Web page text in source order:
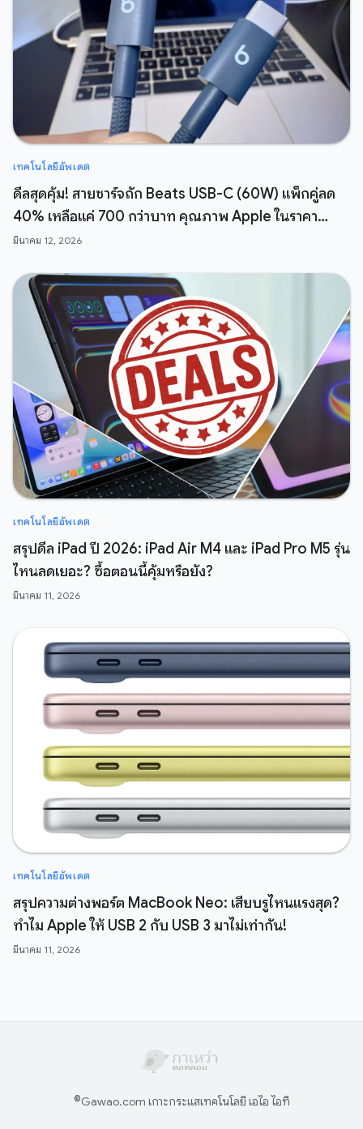
เทคโนโลยีอัพเดต
ดีลสุดคุ้ม! สายชาร์จถัก Beats USB-C (60W) แพ็กคู่ลด
40% เหลือแค่ 700 กว่าบาท คุณภาพ Apple ในราคา
สบายกระเป๋า
มีนาคม 12, 2026
เทคโนโลยีอัพเดต
สรุปดีล iPad ปี 2026: iPad Air M4 และ iPad Pro M5 รุ่น
ไหนลดเยอะ? ซื้อตอนนี้คุ้มหรือยัง?
มีนาคม 11, 2026
เทคโนโลยีอัพเดต
สรุปความต่างพอร์ต MacBook Neo: เสียบรูไหนแรงสุด?
ทำไม Apple ให้ USB 2 กับ USB 3 มาไม่เท่ากัน!
มีนาคม 11, 2026
©Gawao.com เกาะกระแสเทคโนโลยี เอไอ ไอที